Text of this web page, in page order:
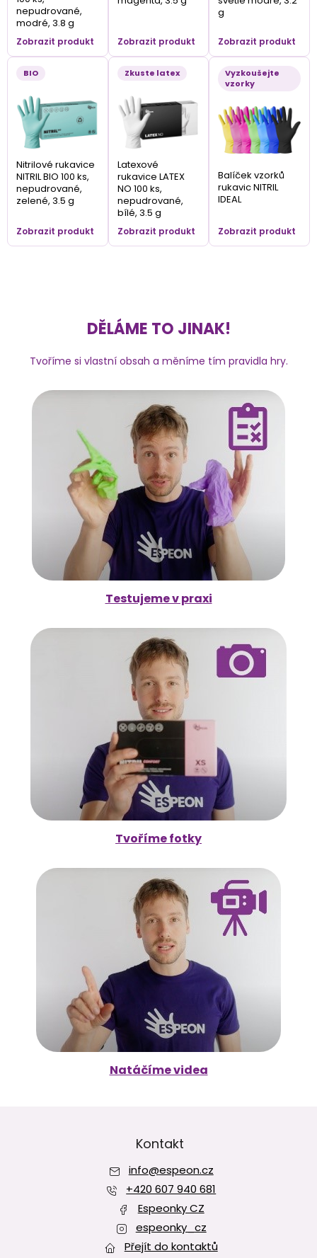
nepudrované,
modré, 3.8 g
Zobrazit produkt Zobrazit produkt
g
Zobrazit produkt
BIO
Nitrilové rukavice
NITRIL BIO 100 ks,
nepudrované,
zelené, 3.5 g
Zobrazit produkt
Zkuste latex
Latexové
rukavice LATEX
NO 100 ks,
nepudrované,
bílé, 3.5 g
Zobrazit produkt
Vyzkoušejte
vzorky
Balíček vzorků
rukavic NITRIL
IDEAL
Zobrazit produkt
DĚLÁME TO JINAK!
Tvoříme si vlastní obsah a měníme tím pravidla hry.
Testujeme v praxi
Tvoříme fotky
Natáčíme videa
Kontakt
info@espeon.cz
+420 607 940 681
Espeonky CZ
espeonky_cz
Přejít do kontaktů